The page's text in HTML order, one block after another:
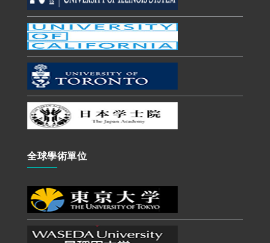
全球學術單位